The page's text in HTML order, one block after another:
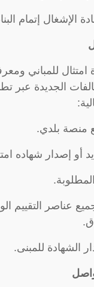
الإشغال إتمام
للمباني
الجديدة عبر
منصة بلدي.
إصدار شهاده
عناصر التقييم
الشهادة للمبنى.